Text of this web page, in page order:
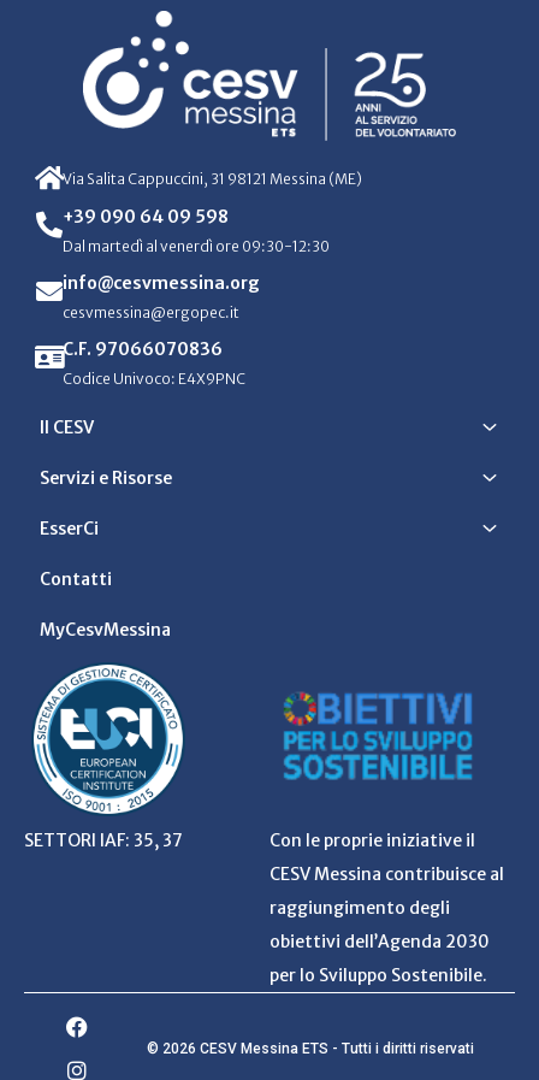
Via Salita Cappuccini, 31 98121 Messina (ME)
+39 090 64 09 598
Dal martedì al venerdì ore 09:30-12:30
info@cesvmessina.org
cesvmessina@ergopec.it
C.F. 97066070836
Codice Univoco: E4X9PNC
Il CESV
Servizi e Risorse
EsserCi
Contatti
MyCesvMessina
SETTORI IAF: 35, 37
Con le proprie iniziative il
CESV Messina contribuisce al
raggiungimento degli
obiettivi dell’Agenda 2030
per lo Sviluppo Sostenibile.
© 2026 CESV Messina ETS - Tutti i diritti riservati